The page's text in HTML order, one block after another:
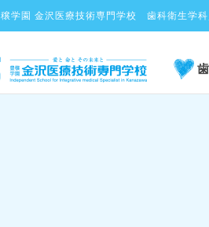
学園 金沢医療技術専門学校 歯科衛生学